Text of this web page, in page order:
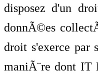
disposez d'un
donnÃ©es
droit s'exerce
maniÃ¨re dont IT